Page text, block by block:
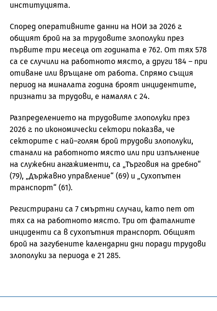
институцията.
Според оперативните данни на НОИ за 2026 г.
общият брой на за трудовите злополуки през
първите три месеца от годината е 762. От тях 578
са се случили на работното място, а други 184 – при
отиване или връщане от работа. Спрямо същия
период на миналата година броят инцидентите,
признати за трудови, е намалял с 24.
Разпределението на трудовите злополуки през
2026 г. по икономически сектори показва, че
секторите с най–голям брой трудови злополуки,
станали на работното място или при изпълнение
на служебни ангажименти, са „Търговия на дребно“
(79), „Държавно управление“ (69) и „Сухопътен
транспорт“ (61).
Регистрирани са 7 смъртни случаи, като пет от
тях са на работното място. Три от фаталните
инциденти са в сухопътния транспорт. Общият
брой на загубените календарни дни поради трудови
злополуки за периода е 21 285.